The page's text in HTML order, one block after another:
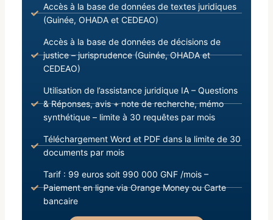
Accès à la base de données de textes juridiques
(Guinée, OHADA et CEDEAO)
Accès à la base de données de décisions de
justice – jurisprudence (Guinée, OHADA et
CEDEAO)
Utilisation de l’assistance juridique IA – Questions
& Réponses, avis + note de recherche, mémo
synthétique – limite à 30 requêtes par mois
Téléchargement Word et PDF dans la limite de 30
documents par mois
Tarif : 99 euros soit 990 000 GNF /mois –
Paiement en ligne via Orange Money ou Carte
bancaire